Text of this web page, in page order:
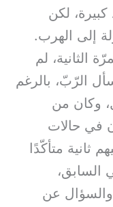
لكن
إلى الهرب.
الثانية، لم
الرّبّ، بالرغم
وكان من
في حالات
متأكّدًا
السابق،
والسؤال عن